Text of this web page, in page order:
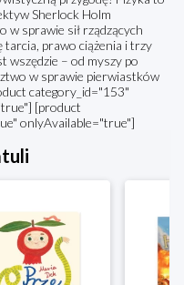
Sherlock Holm
w sprawie sił rządzących
tarcia, prawo ciążenia i trzy
wszędzie – od myszy po
w sprawie pierwiastków
category_id="153"
[product
onlyAvailable="true"]